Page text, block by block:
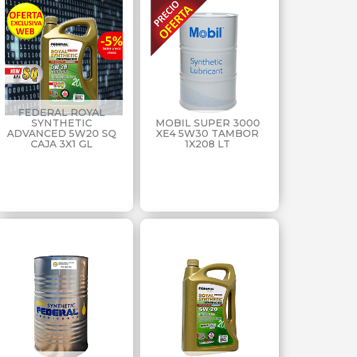
FEDERAL ROYAL
SYNTHETIC
ADVANCED 5W20 SQ
CAJA 3X1 GL
MOBIL SUPER 3000
XE4 5W30 TAMBOR
1X208 LT